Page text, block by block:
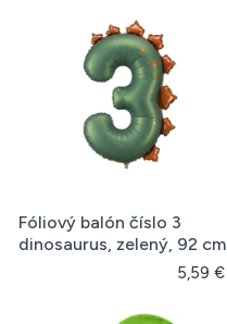
Fóliový balón číslo 3
dinosaurus, zelený, 92 cm
5,59 €